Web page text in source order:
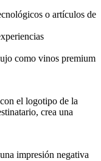
o artículos de
como vinos premium
el logotipo de la
crea una
impresión negativa